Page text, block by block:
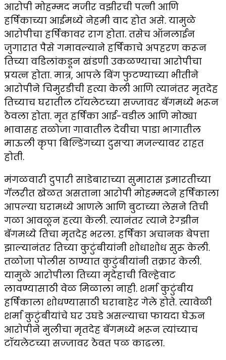
आरोपी मोहम्मद मजीर वझीरची पत्नी आणि
हर्षिकाच्या आईमध्ये नेहमी वाद होत असे. यामुळे
आरोपीचा हर्षिकावर राग होता. तसेच ऑनलाईन
जुगारात पैसे गमावल्याने हर्षिकाचे अपहरण करून
तिच्या वडिलांकडून खंडणी उकळण्याचा आरोपीचा
प्रयत्न होता. मात्र, आपले बिंग फुटण्याच्या भीतीने
आरोपीने चिमुरडीची हत्या केली आणि त्यानंतर मृतदेह
तिच्याच घरातील टॉयलेटच्या सज्जावर बॅगमध्ये भरून
ठेवला होता. मृत हर्षिका आई-वडील आणि मोठ्या
भावासह तळोजा गावातील देवीचा पाडा भागातील
माऊली कृपा बिल्डिंगच्या दुसऱ्या मजल्यावर राहत
होती.
मंगळवारी दुपारी साडेबाराच्या सुमारास इमारतीच्या
गॅलरीत खेळत असताना आरोपी मोहम्मदने हर्षिकाला
आपल्या घरामध्ये आणले आणि बुटाच्या लेसने तिची
गळा आवळून हत्या केली. त्यानंतर त्याने रेग्झीन
बॅगमध्ये तिचा मृतदेह भरला. हर्षिका अचानक बेपत्ता
झाल्यानंतर तिच्या कुटुंबीयांनी शोधाशोध सुरू केली.
तळोजा पोलीस ठाण्यात कुटुंबीयांनी तक्रार केली.
यामुळे आरोपीला तिच्या मृदेहाची विल्हेवाट
लावण्यासाठी वेळ मिळाला नाही. शर्मा कुटुंबीय
हर्षिकाला शोधण्यासाठी घराबाहेर गेले होते. त्यावेळी
शर्मा कुटुंबीयांचे घर उघडे असल्याचा फायदा घेऊन
आरोपीने मुलीचा मृतदेह बॅगमध्ये भरून त्यांच्याच
टॉयलेटच्या सज्जावर ठेवत पळ काढला.